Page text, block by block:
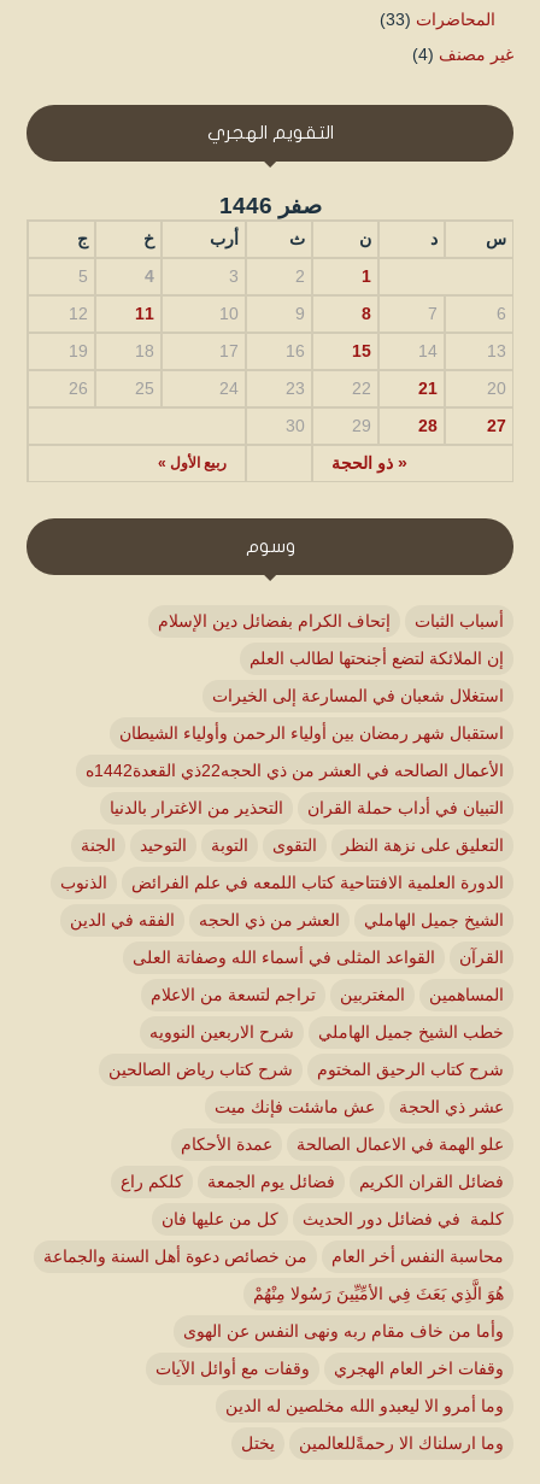
المحاضرات (33)
غير مصنف (4)
التقويم الهجري
صفر 1446
س د ن ث أرب خ ج
« ذو الحجة ربيع الأول »
1
2
3
4
5
6
7
8
9
10
11
12
13
14
15
16
17
18
19
20
21
22
23
24
25
26
27
28
29
30
وسوم
أسباب الثبات
إتحاف الكرام بفضائل دين الإسلام
إن الملائكة لتضع أجنحتها لطالب العلم
استغلال شعبان في المسارعة إلى الخيرات
استقبال شهر رمضان بين أولياء الرحمن وأولياء الشيطان
الأعمال الصالحه في العشر من ذي الحجه22ذي القعدة1442ه
التبيان في أداب حملة القران
التحذير من الاغترار بالدنيا
التعليق على نزهة النظر
التقوى التوبة التوحيد
الجنة
الدورة العلمية الافتتاحية كتاب اللمعه في علم الفرائض
الذنوب
الشيخ جميل الهاملي
العشر من ذي الحجه
الفقه في الدين
القرآن
القواعد المثلى في أسماء الله وصفاتة العلى
المساهمين
المغتربين
تراجم لتسعة من الاعلام
خطب الشيخ جميل الهاملي
شرح الاربعين النوويه
شرح كتاب الرحيق المختوم
شرح كتاب رياض الصالحين
عشر ذي الحجة
عش ماشئت فإنك ميت
علو الهمة في الاعمال الصالحة
عمدة الأحكام
فضائل القران الكريم
فضائل يوم الجمعة
كلكم راع
كلمة في فضائل دور الحديث
كل من عليها فان
محاسبة النفس أخر العام
من خصائص دعوة أهل السنة والجماعة
هُوَ الَّذِي بَعَثَ فِي الأمِّيِّينَ رَسُولا مِنْهُمْ
وأما من خاف مقام ربه ونهى النفس عن الهوى
وقفات اخر العام الهجري
وقفات مع أوائل الآيات
وما أمرو الا ليعبدو الله مخلصين له الدين
وما ارسلناك الا رحمةًللعالمين
يختل